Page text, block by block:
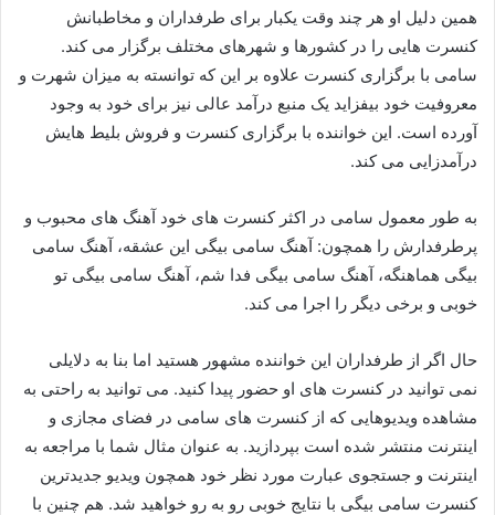
همین دلیل او هر چند وقت یکبار برای طرفداران و مخاطبانش
کنسرت‌ هایی را در کشورها و شهرهای مختلف برگزار می‌ کند.
سامی با برگزاری کنسرت علاوه بر این که توانسته به میزان شهرت و
معروفیت خود بیفزاید یک منبع درآمد عالی نیز برای خود به وجود
آورده است. این خواننده با برگزاری کنسرت و فروش بلیط‌ هایش
درآمدزایی می کند.
به طور معمول سامی در اکثر کنسرت‌ های خود آهنگ‌ های محبوب و
پرطرفدارش را همچون: آهنگ سامی بیگی این عشقه، آهنگ سامی
بیگی هماهنگه، آهنگ سامی بیگی فدا شم، آهنگ سامی بیگی تو
خوبی و برخی دیگر را اجرا می کند.
حال اگر از طرفداران این خواننده مشهور هستید اما بنا به دلایلی
نمی‌ توانید در کنسرت‌ های او حضور پیدا کنید. می توانید به راحتی به
مشاهده ویدیوهایی که از کنسرت‌ های سامی در فضای مجازی و
اینترنت منتشر شده است بپردازید. به عنوان مثال شما با مراجعه به
اینترنت و جستجوی عبارت مورد نظر خود همچون ویدیو جدیدترین
کنسرت سامی بیگی با نتایج خوبی رو به رو خواهید شد. هم چنین با